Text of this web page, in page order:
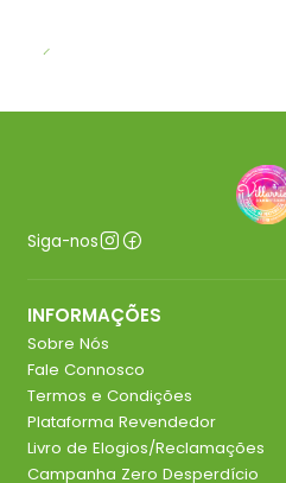
Siga-nos
INFORMAÇÕES
Sobre Nós
Fale Connosco
Termos e Condições
Plataforma Revendedor
Livro de Elogios/Reclamações
Campanha Zero Desperdício